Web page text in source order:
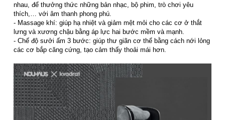
nhau, để thưởng thức những bản nhạc, bộ phim, trò chơi yêu
thích,… với âm thanh phong phú.
- Massage khí: giúp hạ nhiệt và giảm mệt mỏi cho các cơ ở thắt
lưng và xương chậu bằng áp lực hai bước mềm và mạnh.
- Chế độ sưởi ấm 3 bước: giúp thư giãn cơ thể bằng cách nới lỏng
các cơ bắp căng cứng, tạo cảm thấy thoải mái hơn.